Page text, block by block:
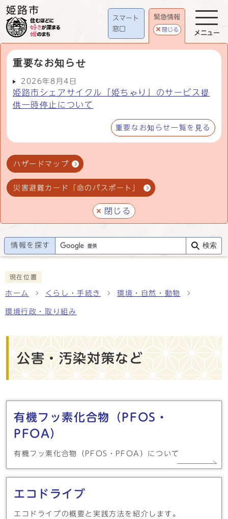
スマート
窓口
緊急情報
閉じる
重要なお知らせ
2026年8月4日
姫路市シェアサイクル「姫ちゃり」のサービス提
供一時停止について
重要なお知らせ一覧を見る
ハザードマップ
災害避難カード「命のパスポート」
閉じる
メニュー
情報を探す 検索
現在位置
ホーム くらし・手続き 環境・自然・動物
環境行政・取り組み
公害・汚染対策など
メインメニュー
有機フッ素化合物（PFOS・
PFOA）
有機フッ素化合物（PFOS・PFOA）について
エコドライブ
エコドライブの概要と実践方法を紹介します。